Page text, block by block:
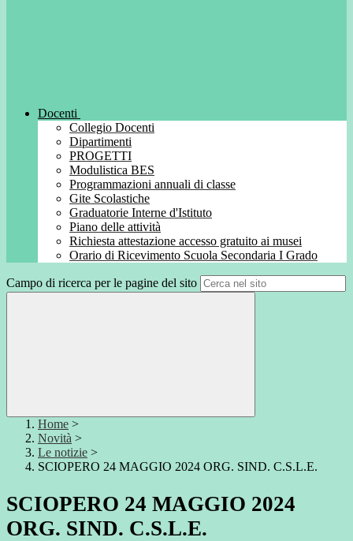
Docenti
Collegio Docenti
Dipartimenti
PROGETTI
Modulistica BES
Programmazioni annuali di classe
Gite Scolastiche
Graduatorie Interne d'Istituto
Piano delle attività
Richiesta attestazione accesso gratuito ai musei
Orario di Ricevimento Scuola Secondaria I Grado
Campo di ricerca per le pagine del sito
Home >
Novità >
Le notizie >
SCIOPERO 24 MAGGIO 2024 ORG. SIND. C.S.L.E.
SCIOPERO 24 MAGGIO 2024
ORG. SIND. C.S.L.E.